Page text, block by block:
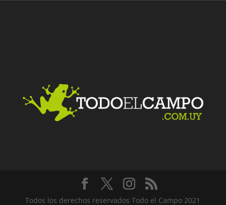
Todos los derechos reservados Todo el Campo 2021
Facebook